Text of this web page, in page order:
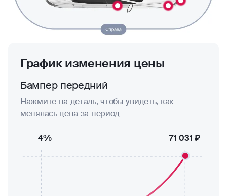
График изменения цены
Бампер передний
Нажмите на деталь, чтобы увидеть, как
менялась цена за период
71 031 ₽
4%